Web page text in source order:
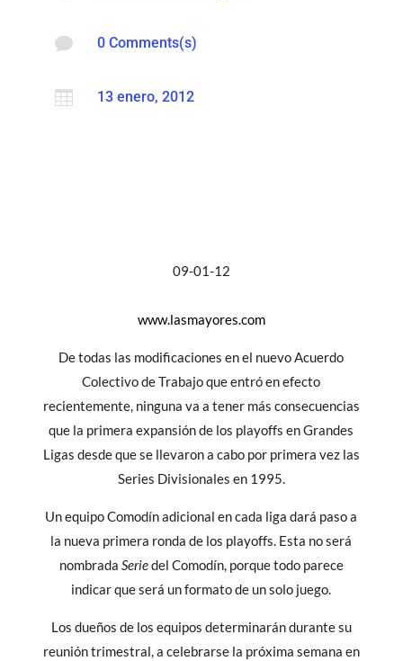
 0 Comments(s)
 13 enero, 2012
09-01-12
www.lasmayores.com
De todas las modificaciones en el nuevo Acuerdo
Colectivo de Trabajo que entró en efecto
recientemente, ninguna va a tener más consecuencias
que la primera expansión de los playoffs en Grandes
Ligas desde que se llevaron a cabo por primera vez las
Series Divisionales en 1995.
Un equipo Comodín adicional en cada liga dará paso a
la nueva primera ronda de los playoffs. Esta no será
nombrada Seriedel Comodín, porque todo parece
indicar que será un formato de un solo juego.
Los dueños de los equipos determinarán durante su
reunión trimestral, a celebrarse la próxima semana en